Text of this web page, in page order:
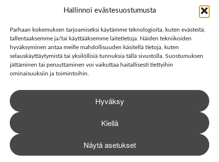
Hallinnoi evästesuostumusta
Parhaan kokemuksen tarjoamiseksi käytämme teknologioita, kuten evästeitä,
tallentaaksemme ja/tai käyttääksemme laitetietoja. Näiden tekniikoiden
hyväksyminen antaa meille mahdollisuuden käsitellä tietoja, kuten
selauskäyttäytymistä tai yksilöllisiä tunnuksia tällä sivustolla. Suostumuksen
jättäminen tai peruuttaminen voi vaikuttaa haitallisesti tiettyihin
ominaisuuksiin ja toimintoihin.
Hyväksy
Kiellä
Näytä asetukset
0